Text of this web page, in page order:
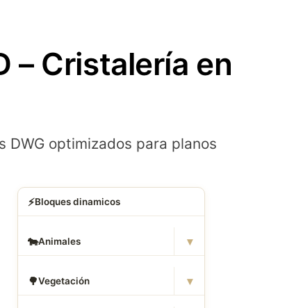
– Cristalería en
DWG optimizados para planos
⚡Bloques dinamicos
🐄Animales ▾
🌳Vegetación ▾